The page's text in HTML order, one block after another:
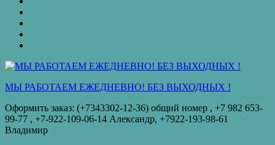
кредит
МЫ РАБОТАЕМ ЕЖЕДНЕВНО! БЕЗ ВЫХОДНЫХ !
Оформить заказ: (+7343302-12-36) общий номер , ‪+7 982 653-
99-77‬ , +7-922-109-06-14 Александр, +7922-193-98-61
Владимир